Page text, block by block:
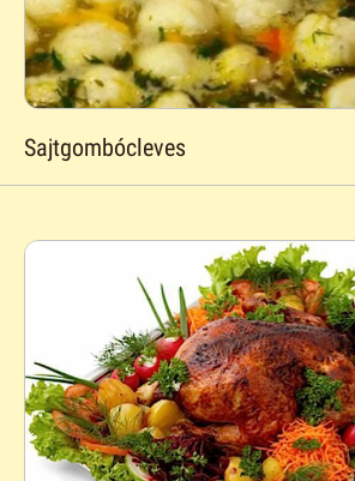
Sajtgombócleves